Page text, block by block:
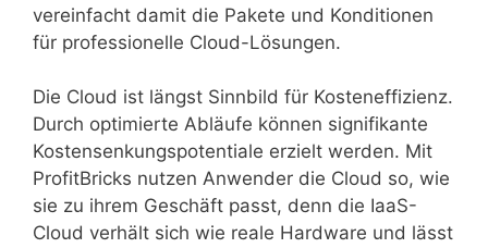
vereinfacht damit die Pakete und Konditionen
für professionelle Cloud-Lösungen.
Die Cloud ist längst Sinnbild für Kosteneffizienz.
Durch optimierte Abläufe können signifikante
Kostensenkungspotentiale erzielt werden. Mit
ProfitBricks nutzen Anwender die Cloud so, wie
sie zu ihrem Geschäft passt, denn die IaaS-
Cloud verhält sich wie reale Hardware und lässt